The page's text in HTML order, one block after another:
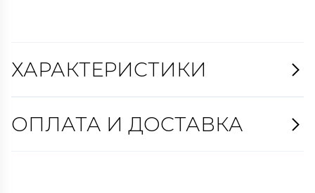
ХАРАКТЕРИСТИКИ
ОПЛАТА И ДОСТАВКА